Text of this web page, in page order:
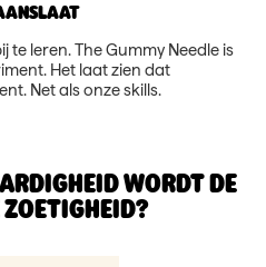
te leren. The Gummy Needle is
Het laat zien dat
Net als onze skills.
WORDT DE
ZOETIGHEID?